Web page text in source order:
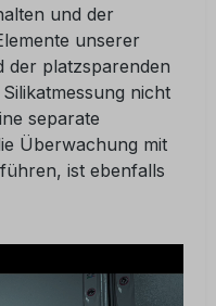
und der
unserer
der platzsparenden
nicht
separate
Überwachung mit
ist ebenfalls